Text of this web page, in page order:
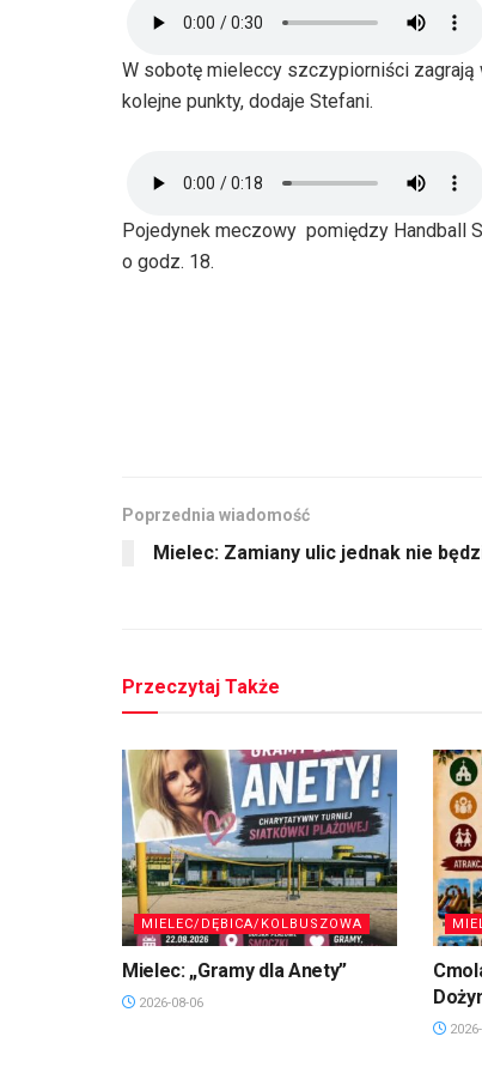
W sobotę mieleccy szczypiorniści
kolejne punkty, dodaje Stefani.
Pojedynek meczowy pomiędzy Handball
o godz. 18.
Poprzednia wiadomość
Mielec: Zamiany ulic jednak nie
Przeczytaj Także
MIELEC/DĘBICA/KOLBUSZOWA
Mielec: „Gramy dla Anety”
2026-08-06